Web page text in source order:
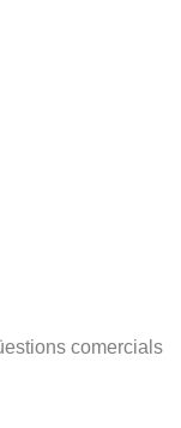
comercials